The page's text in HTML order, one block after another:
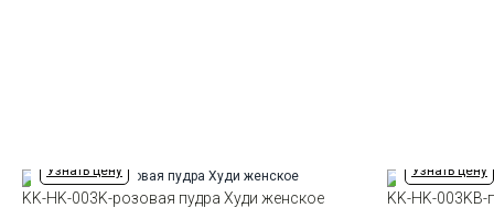
Узнать цену
KK-HK-003K-розовая пудра Худи женское
Узнать цену
KK-HK-